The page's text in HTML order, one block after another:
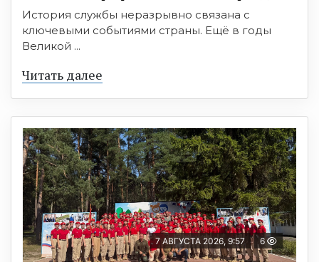
История службы неразрывно связана с
ключевыми событиями страны. Ещё в годы
Великой ...
Читать далее
7 АВГУСТА 2026, 9:57 6